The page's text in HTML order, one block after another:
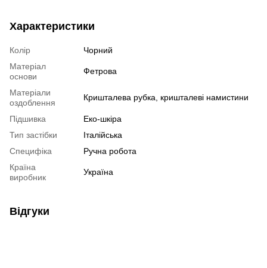
Характеристики
Колір
Чорний
Матеріал
основи
Фетрова
Матеріали
оздоблення
Кришталева рубка, кришталеві намистини
Підшивка
Еко-шкіра
Тип застібки
Італійська
Специфіка
Ручна робота
Країна
виробник
Україна
Відгуки